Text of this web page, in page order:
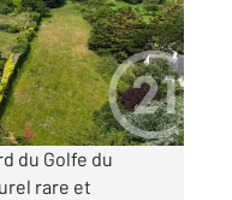
du Golfe du
rare et